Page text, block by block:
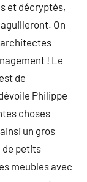
et décryptés,
On
! Le
de
Philippe
choses
un gros
de petits
meubles avec